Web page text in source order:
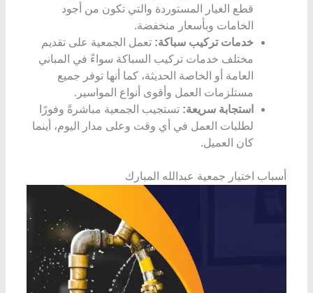
قطع الغيار المستوردة والتي تكون من أجود
الخامات وبأسعار منخفضة.
خدمات تركيب سباكة: تعمل الجمعية على تقديم
مختلف خدمات تركيب السباكة سواءً في المباني
العامة أو الخاصة الحديثة، كما أنها توفر جميع
مستلزمات العمل وأقوى أنواع المواسير.
استجابة سريعة: تستجيب الجمعية مباشرةً وفورًا
لطلبات العمل في أي وقت وعلى مدار اليوم، أينما
كان العميل.
أسباب اختيار جمعية عبدالله المبارك